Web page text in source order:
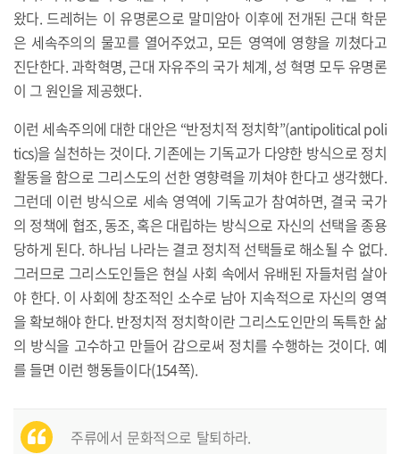
왔다. 드레허는 이 유명론으로 말미암아 이후에 전개된 근대 학문
은 세속주의의 물꼬를 열어주었고, 모든 영역에 영향을 끼쳤다고
진단한다. 과학혁명, 근대 자유주의 국가 체계, 성 혁명 모두 유명론
이 그 원인을 제공했다.
이런 세속주의에 대한 대안은 “반정치적 정치학”(antipolitical poli
tics)을 실천하는 것이다. 기존에는 기독교가 다양한 방식으로 정치
활동을 함으로 그리스도의 선한 영향력을 끼쳐야 한다고 생각했다.
그런데 이런 방식으로 세속 영역에 기독교가 참여하면, 결국 국가
의 정책에 협조, 동조, 혹은 대립하는 방식으로 자신의 선택을 종용
당하게 된다. 하나님 나라는 결코 정치적 선택들로 해소될 수 없다.
그러므로 그리스도인들은 현실 사회 속에서 유배된 자들처럼 살아
야 한다. 이 사회에 창조적인 소수로 남아 지속적으로 자신의 영역
을 확보해야 한다. 반정치적 정치학이란 그리스도인만의 독특한 삶
의 방식을 고수하고 만들어 감으로써 정치를 수행하는 것이다. 예
를 들면 이런 행동들이다(154쪽).
주류에서 문화적으로 탈퇴하라.